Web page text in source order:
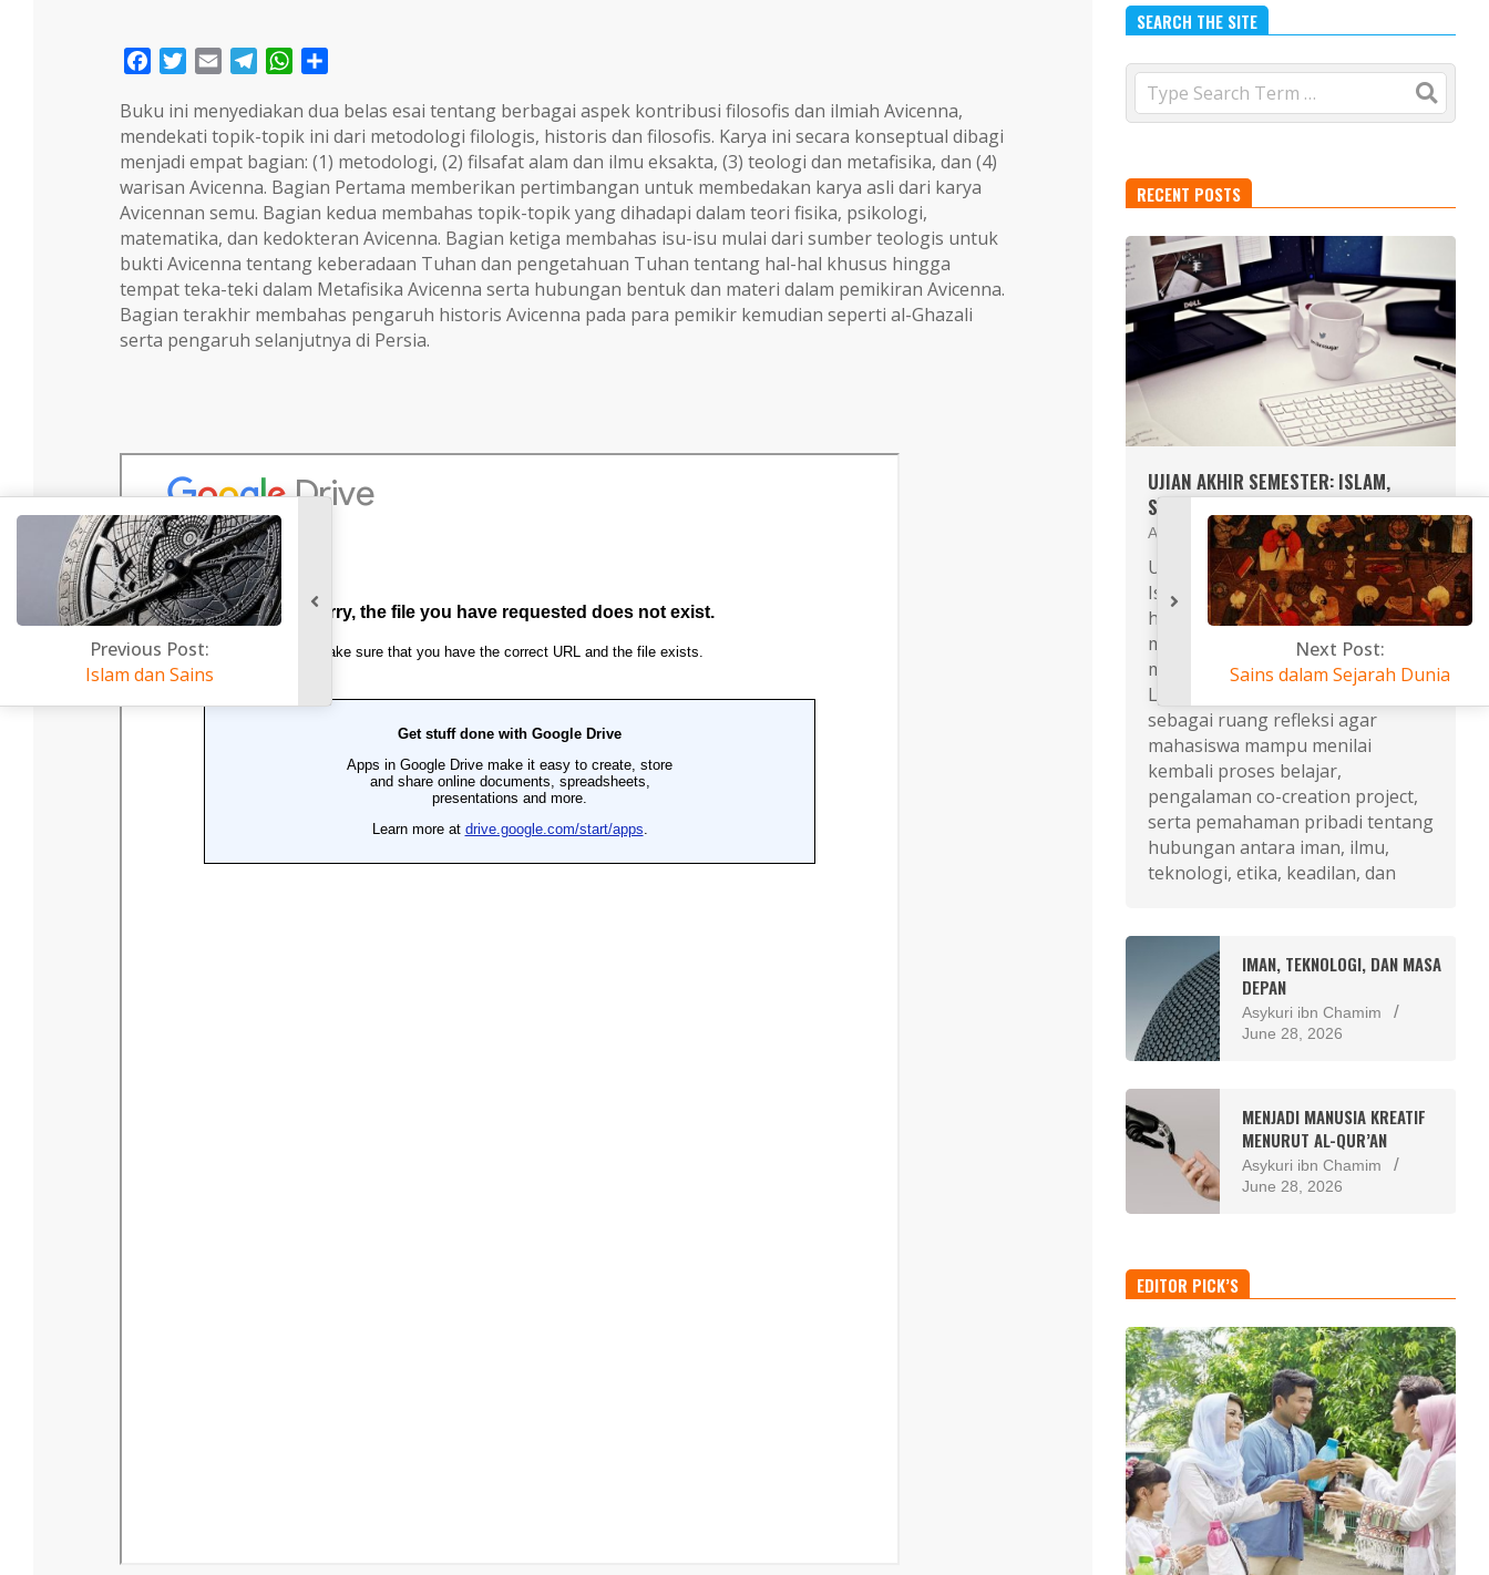
FacebookTwitter
Email TelegramWhatsApp
Buku ini menyediakan dua belas esai tentang berbagai aspek kontribusi filosofis dan ilmiah Avicenna,
mendekati topik-topik ini dari metodologi filologis, historis dan filosofis. Karya ini secara konseptual dibagi
menjadi empat bagian: (1) metodologi, (2) filsafat alam dan ilmu eksakta, (3) teologi dan metafisika, dan (4)
warisan Avicenna. Bagian Pertama memberikan pertimbangan untuk membedakan karya asli dari karya
Avicennan semu. Bagian kedua membahas topik-topik yang dihadapi dalam teori fisika, psikologi,
matematika, dan kedokteran Avicenna. Bagian ketiga membahas isu-isu mulai dari sumber teologis untuk
bukti Avicenna tentang keberadaan Tuhan dan pengetahuan Tuhan tentang hal-hal khusus hingga
tempat teka-teki dalam Metafisika Avicenna serta hubungan bentuk dan materi dalam pemikiran Avicenna.
Bagian terakhir membahas pengaruh historis Avicenna pada para pemikir kemudian seperti al-Ghazali
serta pengaruh selanjutnya di Persia.
SEARCH THE SITE
Search
RECENT POSTS
UJIAN AKHIR SEMESTER: ISLAM,
SAINS, DAN TEKNOLOGI
Asykuri ibn Chamim June 29, 2026
Ujian Akhir Semester mata kuliah
Islam, Sains, dan Teknologi tidak
hanya dimaksudkan untuk
menguji kemampuan mahasiswa
mengingat materi perkuliahan.
Lebih dari itu, ujian ini dirancang
sebagai ruang refleksi agar
mahasiswa mampu menilai
kembali proses belajar,
pengalaman co-creation project,
serta pemahaman pribadi tentang
hubungan antara iman, ilmu,
teknologi, etika, keadilan, dan
IMAN, TEKNOLOGI, DAN MASA
DEPAN
Asykuri ibn Chamim
June 28, 2026
MENJADI MANUSIA KREATIF
MENURUT AL-QUR’AN
Asykuri ibn Chamim
June 28, 2026
EDITOR PICK’S